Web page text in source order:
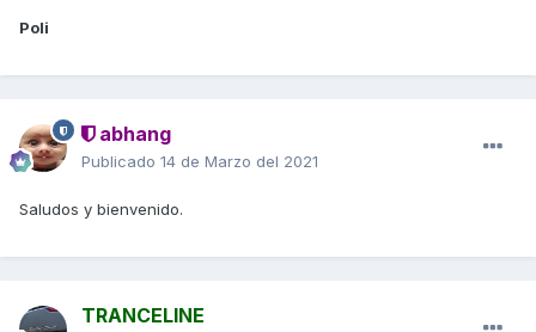
Poli
abhang
Publicado 14 de Marzo del 2021
Saludos y bienvenido.
TRANCELINE